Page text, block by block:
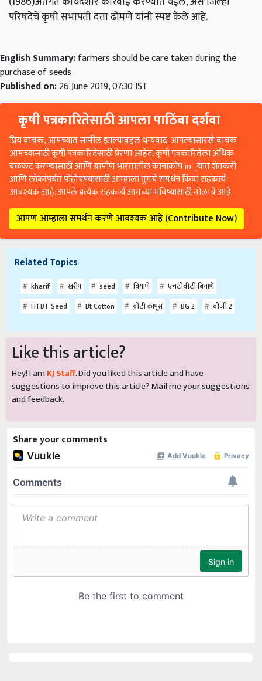
परिषदेचे कृषी सभापती दत्ता ढोमणे यांनी स्पष्ट केले आहे.
English Summary:farmers should be care taken during the
purchase of seeds
Published on:26 June 2019, 07:30 IST
कृषी पत्रकारितेसाठी आपला पाठिंबा दर्शवा
प्रिय वाचक, आमच्यात सामील झाल्याबद्दल धन्यवाद. आपल्यासारखे वाचक
आमच्यासाठी कृषी पत्रकारितेसाठी प्रेरणा आहेत. कृषी पत्रकारितेला अधिक
बळकट करण्यासाठी आणि ग्रामीण भारतातील कानाकोप in्यात शेतकरी
आणि लोकांपर्यंत पोहोचण्यासाठी आम्हाला तुमचे समर्थन किंवा सहकार्य
आवश्यक आहे. आपले प्रत्येक सहकार्य आमच्या भविष्यासाठी मोलाचे आहे.
आपण आम्हाला समर्थन करणे आवश्यक आहे (Contribute Now)
Related Topics
kharif खरीप seed बियाणे
एचटीबीटी बियाणे
HTBT Seed
Bt Cotton बीटी कापूस BG 2 बीजी 2
Like this article?
Hey! I am KJ Staff. Did you liked this article and have
suggestions to improve this article?Mailme your suggestions
and feedback.
Share your comments